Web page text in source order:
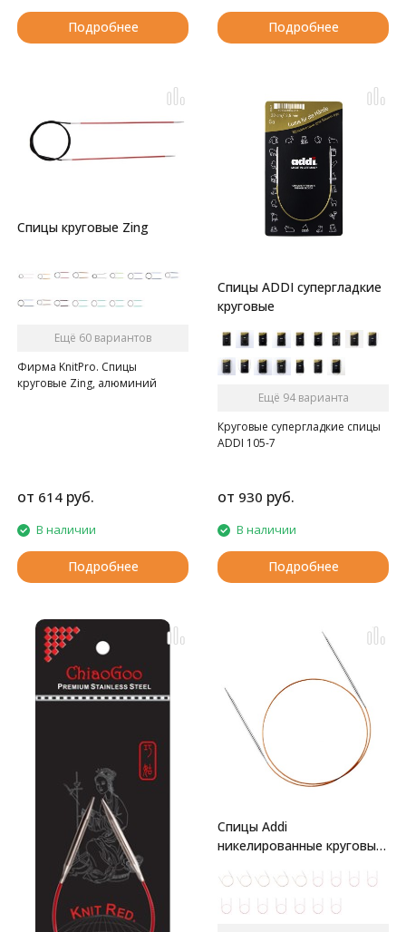
Подробнее Подробнее
Спицы круговые Zing
Ещё 60 вариантов
Фирма KnitPro. Спицы
круговые Zing, алюминий
от 614 руб.
В наличии
Подробнее
Спицы ADDI супергладкие
круговые
Ещё 94 варианта
Круговые супергладкие спицы
ADDI 105-7
от 930 руб.
В наличии
Подробнее
Спицы Addi
никелированные круговые